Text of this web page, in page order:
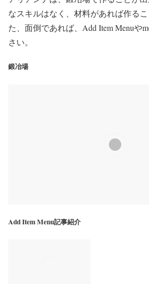
なスキルはなく、材料があれば作る
た、面倒であれば、Add Item Menuや
さい。
鍛冶場
Add Item Menu記事紹介